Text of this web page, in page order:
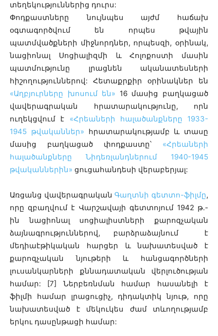
տեղեկություններից դուրս:
Փոդքաստները նույնպես այժմ հաճախ
օգտագործվում են որպես թվային
պատմվածքների միջնորդներ, որպեսզի, օրինակ,
նացիոնալ Սոցիալիզմի և Հոլոքոստի մասին
պատմությունը լրացնեն ականատեսների
հիշողություններով: Հետաքրքիր օրինակներ են
«Աղբյուրները խոսում են» 16 մասից բաղկացած
վավերագրական հրատարակությունը, որն
ուղեկցվում է «Հրեաների հալածանքները 1933-
1945 թվականներ» հրատարակությամբ և տասը
մասից բաղկացած փոդքաստը՝ «Հրեաների
հալածանքները Նիդեռլանդներում 1940-1945
թվականներին» ցուցահանդեսի վերաբերյալ:
Առցանց վավերագրականԳաղտնի գետտո-ֆիլմը,
որը զբաղվում է Վարշավայի գետտոյում 1942 թ.-
ին նացիոնալ սոցիալիստների քարոզչական
ձայնագրություններով, բարձրաձայնում է
մեդիաէթիկական հարցեր և նախատեսված է
քարոզչական նյութերի և հանցագործների
լուսանկարների քննադատական ​​վերլուծության
համար: [7] Ներբեռնման համար հասանելի է
ֆիլմի համար լրացուցիչ, դիդակտիկ նյութ, որը
նախատեսված է մեկուկես ժամ տևողությամբ
երկու դասընթացի համար: